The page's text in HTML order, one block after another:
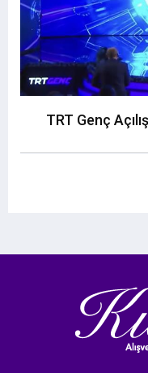
TRT Genç